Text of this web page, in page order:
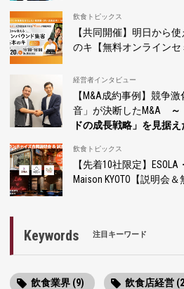
飲食トピックス
【共同開催】明日から
のキ【無料オンラインセ
経営者インタビュー
【M&A成約事例】競争
音」が決断したM&A
ドの成長戦略」を見据
飲食トピックス
【先着10社限定】
Maison KYOTO【説明会＆
Keywords 注目キーワード
飲食業界 (9) 飲食店経営